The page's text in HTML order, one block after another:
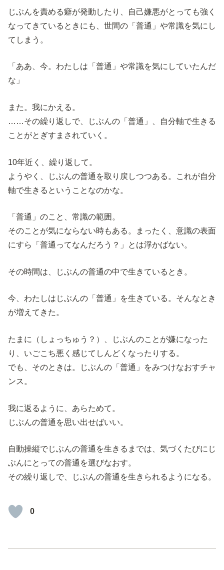
じぶんを責める癖が発動したり、自己嫌悪がとっても強く
なってきているときにも、世間の「普通」や常識を気にし
てしまう。
「ああ、今。わたしは「普通」や常識を気にしていたんだ
な」
また。我にかえる。
……その繰り返しで、じぶんの「普通」、自分軸で生きる
ことがとぎすまされていく。
10年近く、繰り返して。
ようやく、じぶんの普通を取り戻しつつある。これが自分
軸で生きるということなのかな。
「普通」のこと、常識の範囲。
そのことが気にならない時もある。まったく、意識の表面
にすら「普通ってなんだろう？」とは浮かばない。
その時間は、じぶんの普通の中で生きているとき。
今、わたしはじぶんの「普通」を生きている。そんなとき
が増えてきた。
たまに（しょっちゅう？）、じぶんのことが嫌になった
り、いごこち悪く感じてしんどくなったりする。
でも、そのときは。じぶんの「普通」をみつけなおすチャ
ンス。
我に返るように、あらためて。
じぶんの普通を思い出せばいい。
自動操縦でじぶんの普通を生きるまでは、気づくたびにじ
ぶんにとっての普通を選びなおす。
その繰り返しで、じぶんの普通を生きられるようになる。
0